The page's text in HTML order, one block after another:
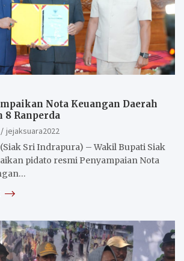
Nota Keuangan Daerah
8 Ranperda
jejaksuara2022
(Siak Sri Indrapura) – Wakil Bupati Siak
pidato resmi Penyampaian Nota